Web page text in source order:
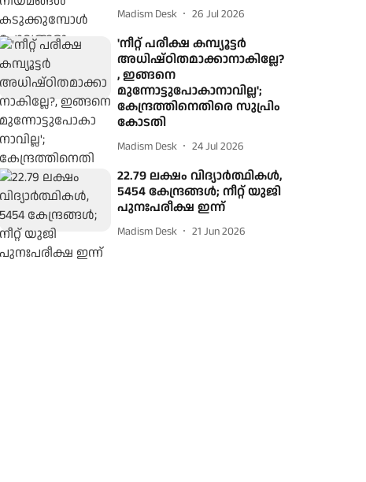
Madism Desk 26 Jul 2026
'നീറ്റ് പരീക്ഷ കമ്പ്യൂട്ടർ
അധിഷ്ഠിതമാക്കാനാകില്ലേ?
, ഇങ്ങനെ
മുന്നോട്ടുപോകാനാവില്ല';
കേന്ദ്രത്തിനെതിരെ സുപ്രിം
കോടതി
Madism Desk 24 Jul 2026
22.79 ലക്ഷം വിദ്യാർത്ഥികൾ,
5454 കേന്ദ്രങ്ങൾ; നീറ്റ് യുജി
പുനഃപരീക്ഷ ഇന്ന്
Madism Desk 21 Jun 2026